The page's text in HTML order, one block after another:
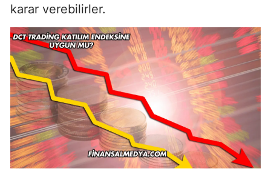
karar verebilirler.